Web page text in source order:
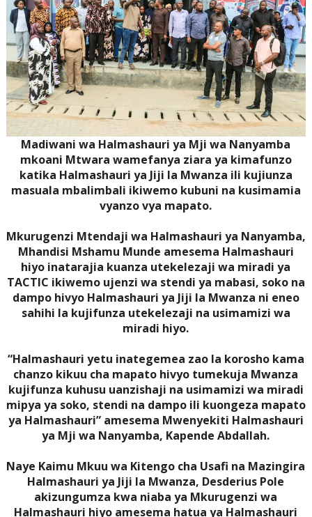
Madiwani wa Halmashauri ya Mji wa Nanyamba
mkoani Mtwara wamefanya ziara ya kimafunzo
katika Halmashauri ya Jiji la Mwanza ili kujiunza
masuala mbalimbali ikiwemo kubuni na kusimamia
vyanzo vya mapato.
Mkurugenzi Mtendaji wa Halmashauri ya Nanyamba,
Mhandisi Mshamu Munde amesema Halmashauri
hiyo inatarajia kuanza utekelezaji wa miradi ya
TACTIC ikiwemo ujenzi wa stendi ya mabasi, soko na
dampo hivyo Halmashauri ya Jiji la Mwanza ni eneo
sahihi la kujifunza utekelezaji na usimamizi wa
miradi hiyo.
“Halmashauri yetu inategemea zao la korosho kama
chanzo kikuu cha mapato hivyo tumekuja Mwanza
kujifunza kuhusu uanzishaji na usimamizi wa miradi
mipya ya soko, stendi na dampo ili kuongeza mapato
ya Halmashauri” amesema Mwenyekiti Halmashauri
ya Mji wa Nanyamba, Kapende Abdallah.
Naye Kaimu Mkuu wa Kitengo cha Usafi na Mazingira
Halmashauri ya Jiji la Mwanza, Desderius Pole
akizungumza kwa niaba ya Mkurugenzi wa
Halmashauri hiyo amesema hatua ya Halmashauri